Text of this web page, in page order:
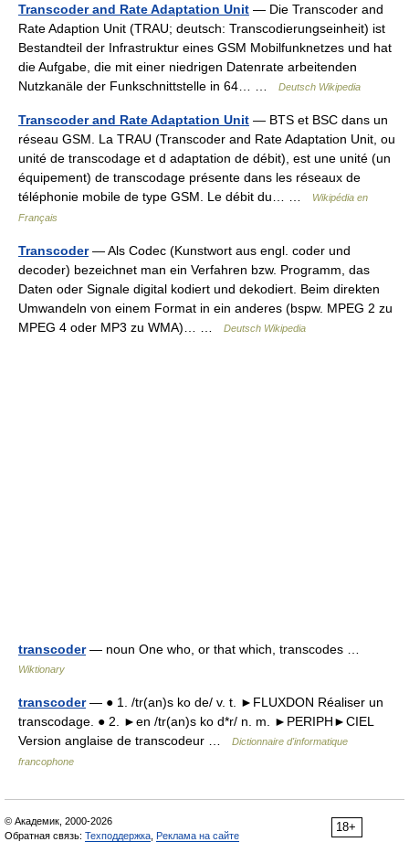
Transcoder and Rate Adaptation Unit — Die Transcoder and
Rate Adaption Unit (TRAU; deutsch: Transcodierungseinheit) ist
Bestandteil der Infrastruktur eines GSM Mobilfunknetzes und hat
die Aufgabe, die mit einer niedrigen Datenrate arbeitenden
Nutzkanäle der Funkschnittstelle in 64… …
Deutsch Wikipedia
Transcoder and Rate Adaptation Unit — BTS et BSC dans un
réseau GSM. La TRAU (Transcoder and Rate Adaptation Unit, ou
unité de transcodage et d adaptation de débit), est une unité (un
équipement) de transcodage présente dans les réseaux de
téléphonie mobile de type GSM. Le débit du… …
Wikipédia en
Français
Transcoder— Als Codec (Kunstwort aus engl. coder und
decoder) bezeichnet man ein Verfahren bzw. Programm, das
Daten oder Signale digital kodiert und dekodiert. Beim direkten
Umwandeln von einem Format in ein anderes (bspw. MPEG 2 zu
MPEG 4 oder MP3 zu WMA)… …
Deutsch Wikipedia
transcoder— noun One who, or that which, transcodes …
Wiktionary
transcoder— ● 1. /tr(an)s ko de/ v. t. ►FLUXDON Réaliser un
transcodage. ● 2. ►en /tr(an)s ko d*r/ n. m. ►PERIPH►CIEL
Version anglaise de transcodeur …
Dictionnaire d'informatique
francophone
18+
© Академик, 2000-2026
Обратная связь: Техподдержка Реклама на сайте